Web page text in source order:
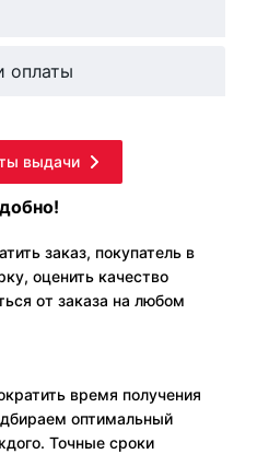
оплаты
выдачи
заказ, покупатель в
оценить качество
от заказа на любом
время получения
оптимальный
Точные сроки